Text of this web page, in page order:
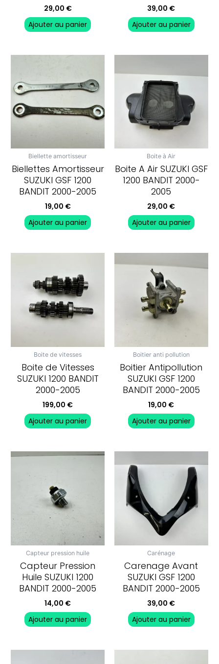
29,00 €
Ajouter au panier
39,00 €
Ajouter au panier
Biellette amortisseur
Biellettes Amortisseur
SUZUKI GSF 1200
BANDIT 2000-2005
19,00 €
Ajouter au panier
Boite à Air
Boite A Air SUZUKI GSF
1200 BANDIT 2000-
2005
29,00 €
Ajouter au panier
Boite de vitesses
Boite de Vitesses
SUZUKI 1200 BANDIT
2000-2005
199,00 €
Ajouter au panier
Boitier anti pollution
Boitier Antipollution
SUZUKI GSF 1200
BANDIT 2000-2005
19,00 €
Ajouter au panier
Capteur pression huile
Capteur Pression
Huile SUZUKI 1200
BANDIT 2000-2005
14,00 €
Ajouter au panier
Carénage
Carenage Avant
SUZUKI GSF 1200
BANDIT 2000-2005
39,00 €
Ajouter au panier